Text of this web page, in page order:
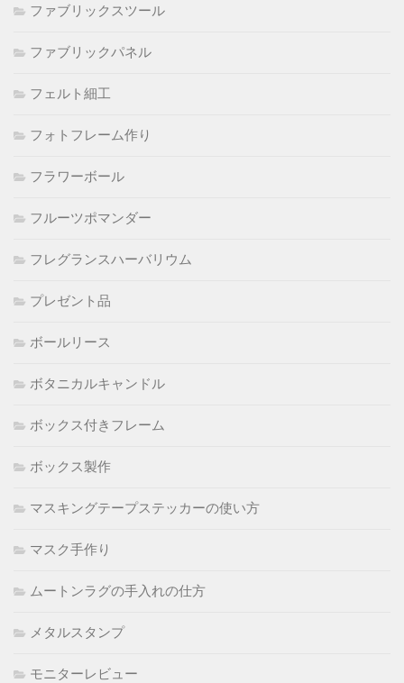
ファブリックスツール
ファブリックパネル
フェルト細工
フォトフレーム作り
フラワーボール
フルーツポマンダー
フレグランスハーバリウム
プレゼント品
ボールリース
ボタニカルキャンドル
ボックス付きフレーム
ボックス製作
マスキングテープステッカーの使い方
マスク手作り
ムートンラグの手入れの仕方
メタルスタンプ
モニターレビュー